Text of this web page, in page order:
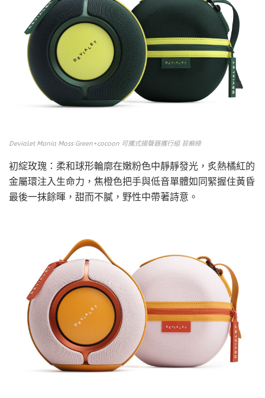
Devialet Mania Moss Green+cocoon 可攜式揚聲器攜行組 苔癬綠
初綻玫瑰：柔和球形輪廓在嫩粉色中靜靜發光，炙熱橘紅的
金屬環注入生命力，焦橙色把手與低音單體如同緊握住黃昏
最後一抹餘暉，甜而不膩，野性中帶著詩意。